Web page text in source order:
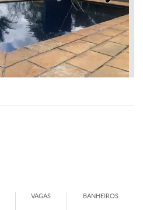
VAGAS BANHEIROS